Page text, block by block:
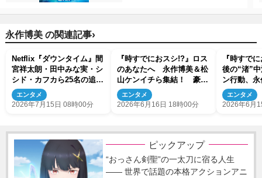
永作博美 の関連記事›
Netflix『ダウンタイム』間
宮祥太朗・田中みな実・シ
シド・カフカら25名の追加
キャスト＆ティザー予告映
像解禁
エンタメ
2026年7月15日 08時00分
『時すでにおスシ!?』ロス
のあなたへ 永作博美＆松
山ケンイチら集結！ 豪華
オフショットに反響「是非
続編を」
エンタメ
2026年6月16日 18時00分
『時すで
後の“渚”
ン行動、
エンタメ
2026年6月
ピックアップ
“おっさん剣聖”の一太刀に宿る人生
―― 世界で話題の本格アクションアニ